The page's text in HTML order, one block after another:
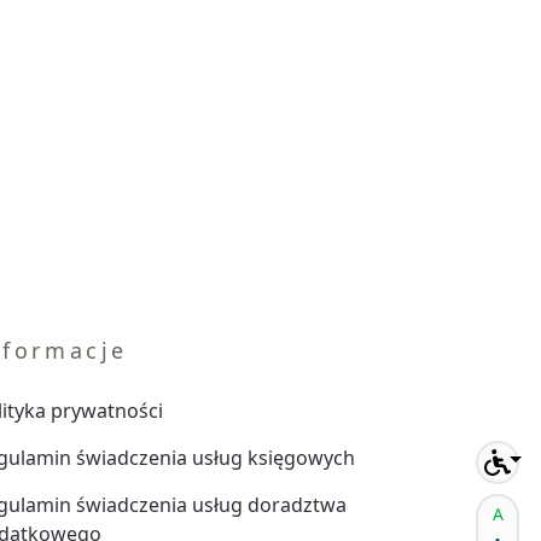
prywatności
świadczenia usług księgowych
świadczenia usług doradztwa
A